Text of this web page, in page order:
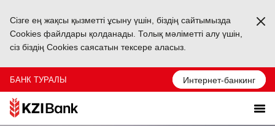
Сізге ең жақсы қызметті ұсыну үшін, біздің сайтымызда
Cookies файлдары қолданады. Толық мәліметті алу үшін,
сіз біздің Cookies саясатын тексере аласыз.
БАНК ТУРАЛЫ Интернет-банкинг